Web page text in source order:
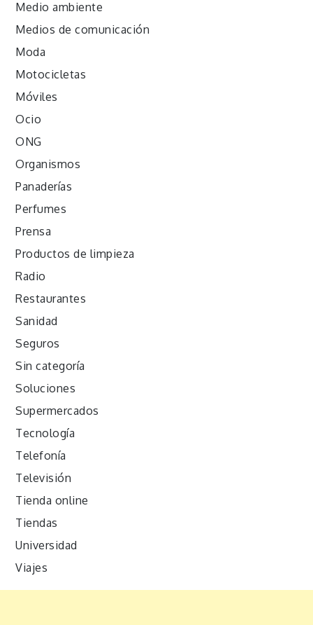
Medio ambiente
Medios de comunicación
Moda
Motocicletas
Móviles
Ocio
ONG
Organismos
Panaderías
Perfumes
Prensa
Productos de limpieza
Radio
Restaurantes
Sanidad
Seguros
Sin categoría
Soluciones
Supermercados
Tecnología
Telefonía
Televisión
Tienda online
Tiendas
Universidad
Viajes